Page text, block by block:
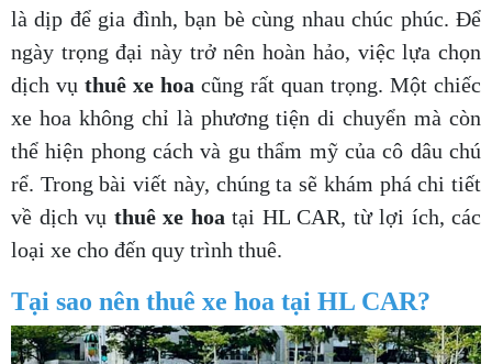
là dịp để gia đình, bạn bè cùng nhau chúc phúc. Để
ngày trọng đại này trở nên hoàn hảo, việc lựa chọn
dịch vụ thuê xe hoa cũng rất quan trọng. Một chiếc
xe hoa không chỉ là phương tiện di chuyển mà còn
thể hiện phong cách và gu thẩm mỹ của cô dâu chú
rể. Trong bài viết này, chúng ta sẽ khám phá chi tiết
về dịch vụ thuê xe hoa tại HL CAR, từ lợi ích, các
loại xe cho đến quy trình thuê.
Tại sao nên thuê xe hoa tại HL CAR?